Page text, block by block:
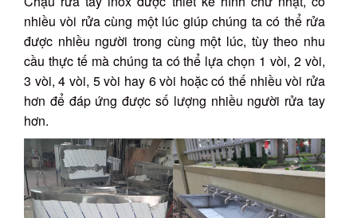
nhiều vòi rửa cùng một lúc giúp chúng ta có thể rửa
được nhiều người trong cùng một lúc, tùy theo nhu
cầu thực tế mà chúng ta có thể lựa chọn 1 vòi, 2 vòi,
3 vòi, 4 vòi, 5 vòi hay 6 vòi hoặc có thế nhiều vòi rửa
hơn để đáp ứng được số lượng nhiều người rửa tay
hơn.